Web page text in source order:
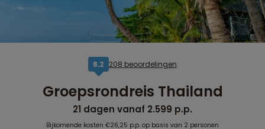
8,2 208 beoordelingen
Groepsrondreis Thailand
21 dagen vanaf 2.599 p.p.
Bijkomende kosten €26,25 p.p. op basis van 2 personen